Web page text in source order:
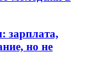
зарплата,
но не